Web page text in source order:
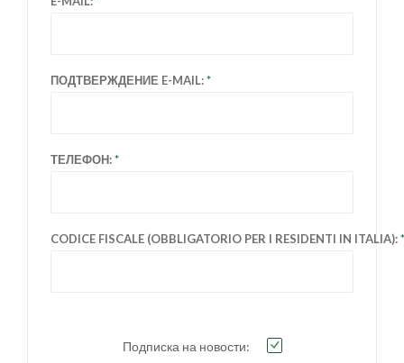
ПОДТВЕРЖДЕНИЕ E-MAIL:
ТЕЛЕФОН:
CODICE FISCALE (OBBLIGATORIO PER I RESIDENTI IN ITALIA):
Подписка на новости: